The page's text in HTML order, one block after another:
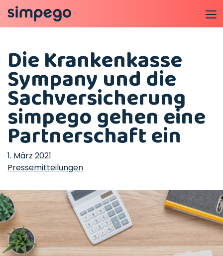
Die Krankenkasse
Sympany und die
Sachversicherung
simpego gehen eine
Partnerschaft ein
1. März 2021
Pressemitteilungen